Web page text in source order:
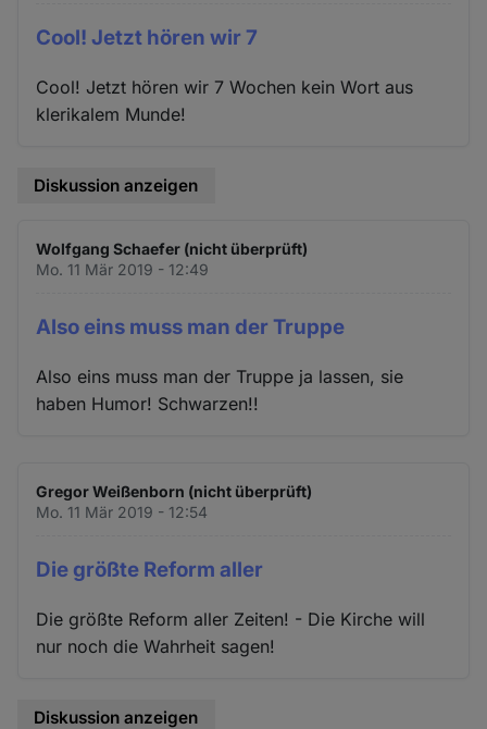
Cool! Jetzt hören wir 7
Cool! Jetzt hören wir 7 Wochen kein Wort aus
klerikalem Munde!
Diskussion anzeigen
Wolfgang Schaefer (nicht überprüft)
Mo. 11 Mär 2019 - 12:49
Also eins muss man der Truppe
Also eins muss man der Truppe ja lassen, sie
haben Humor! Schwarzen!!
Gregor Weißenborn (nicht überprüft)
Mo. 11 Mär 2019 - 12:54
Die größte Reform aller
Die größte Reform aller Zeiten! - Die Kirche will
nur noch die Wahrheit sagen!
Diskussion anzeigen